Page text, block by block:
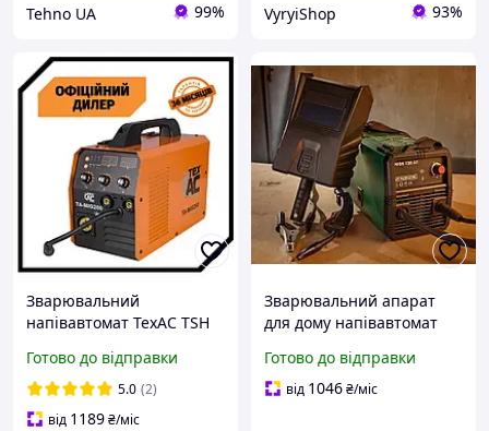
Tehno UA 99% VyryiShop 93%
Зварювальний
напівавтомат ТехАС TSH
А, MIG/MAG/FLUX/ММА)
для дому та дачі
Готово до відправки
5.0 (2)
від 1189₴/міс
Зварювальний апарат
для дому напівавтомат
Зварювальний
напівавтомат для
Готово до відправки
від 1046₴/міс